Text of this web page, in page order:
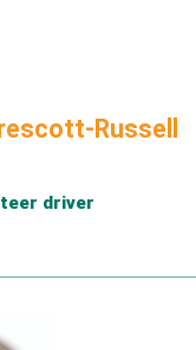
Russell
driver